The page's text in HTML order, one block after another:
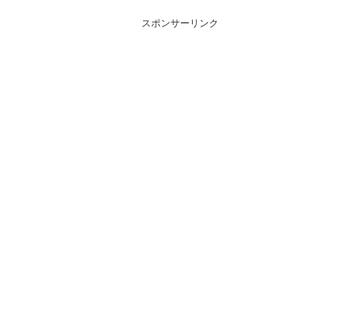
(注意喚起・申込停止)など、空売
り関連情報を集計し、図解でわ
喚起・申込停止)など、空売り関
連情報を集計し、図解でわかり
スポンサーリンク